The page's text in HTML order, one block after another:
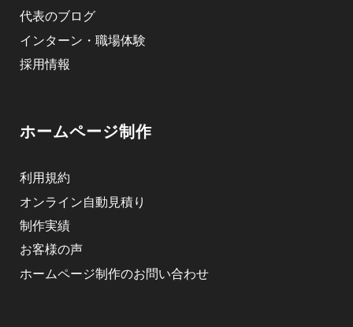
代表のブログ
インターン・職場体験
採用情報
ホームページ制作
利用規約
オンライン自動見積り
制作実績
お客様の声
ホームページ制作のお問い合わせ